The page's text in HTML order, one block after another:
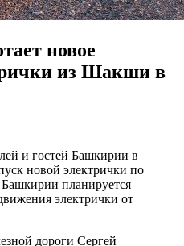
новое
из Шакши в
и гостей Башкирии в
новой электрички по
планируется
электрички от
дороги Сергей